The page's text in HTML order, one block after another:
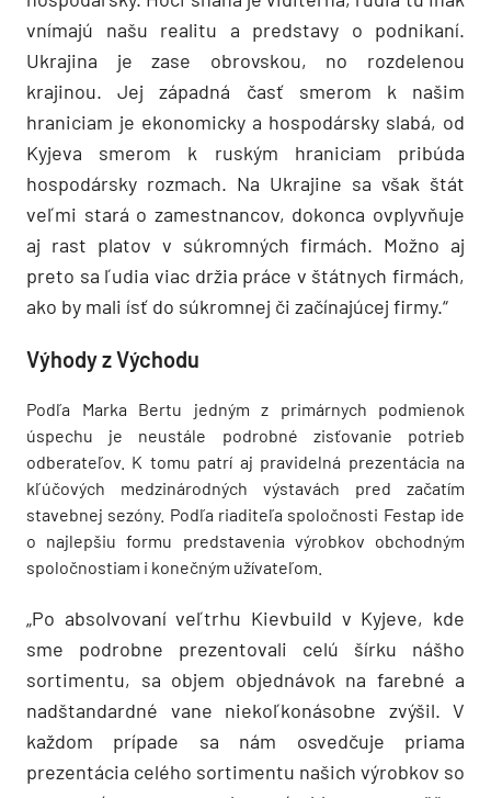
vnímajú našu realitu a predstavy o podnikaní.
Ukrajina je zase obrovskou, no rozdelenou
krajinou. Jej západná časť smerom k našim
hraniciam je ekonomicky a hospodársky slabá, od
Kyjeva smerom k ruským hraniciam pribúda
hospodársky rozmach. Na Ukrajine sa však štát
veľmi stará o zamestnancov, dokonca ovplyvňuje
aj rast platov v súkromných firmách. Možno aj
preto sa ľudia viac držia práce v štátnych firmách,
ako by mali ísť do súkromnej či začínajúcej firmy.“
Výhody z Východu
Podľa Marka Bertu jedným z primárnych podmienok
úspechu je neustále podrobné zisťovanie potrieb
odberateľov. K tomu patrí aj pravidelná prezentácia na
kľúčových medzinárodných výstavách pred začatím
stavebnej sezóny. Podľa riaditeľa spoločnosti Festap ide
o najlepšiu formu predstavenia výrobkov obchodným
spoločnostiam i konečným užívateľom.
„Po absolvovaní veľtrhu Kievbuild v Kyjeve, kde
sme podrobne prezentovali celú šírku nášho
sortimentu, sa objem objednávok na farebné a
nadštandardné vane niekoľkonásobne zvýšil. V
každom prípade sa nám osvedčuje priama
prezentácia celého sortimentu našich výrobkov so